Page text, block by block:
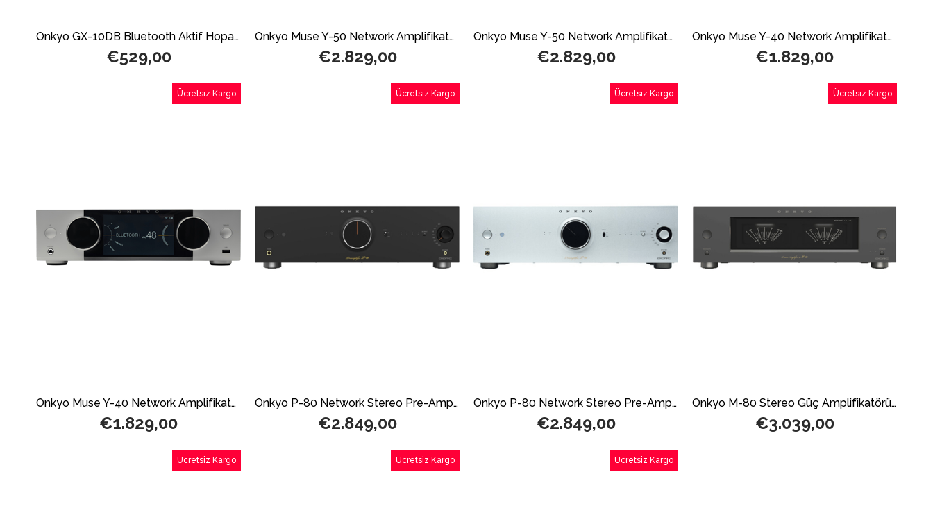
Onkyo GX-10DB Bluetooth Aktif Hoparlör Beyaz
€529,00
Onkyo Muse Y-50 Network Amplifikatör Black
€2.829,00
Onkyo Muse Y-50 Network Amplifikatör Silver
€2.829,00
Onkyo Muse Y-40 Network Amplifikatör Black
€1.829,00
Onkyo Muse Y-40 Network Amplifikatör Silver
€1.829,00
Ücretsiz Kargo
Onkyo P-80 Network Stereo Pre-Amplifikatör Black
€2.849,00
Ücretsiz Kargo
Onkyo P-80 Network Stereo Pre-Amplifikatör Silver
€2.849,00
Ücretsiz Kargo
Onkyo M-80 Stereo Güç Amplifikatörü Black
€3.039,00
Ücretsiz Kargo
Ücretsiz Kargo Ücretsiz Kargo Ücretsiz Kargo